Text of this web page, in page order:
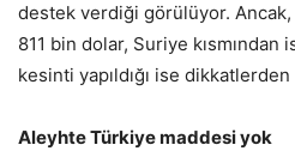
destek verdiği görülüyor. Ancak,
811 bin dolar, Suriye
kesinti yapıldığı ise
Aleyhte Türkiye maddesi yok